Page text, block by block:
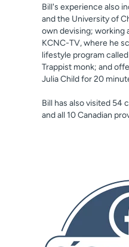
Bill's experience also
and the University of
own devising; working
KCNC-TV, where he
lifestyle program
Trappist monk; and
Julia Child for 20
Bill has also visited 54
and all 10 Canadian